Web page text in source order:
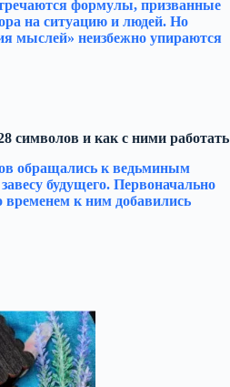
формулы, призванные
на ситуацию и людей. Но
мыслей» неизбежно упираются
символов и как с ними работать
обращались к ведьминым
будущего. Первоначально
временем к ним добавились